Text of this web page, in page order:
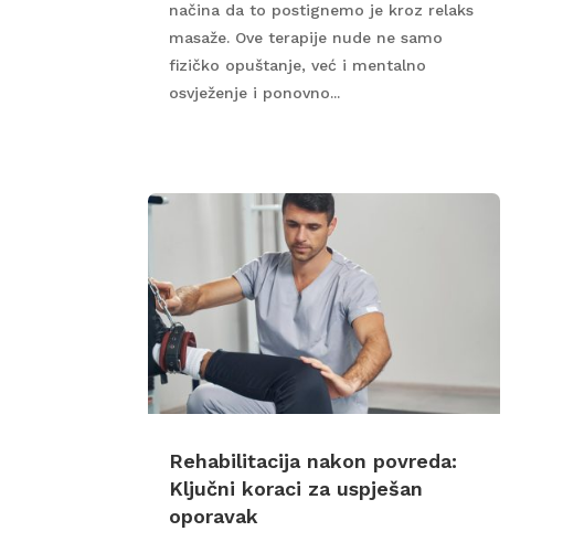
načina da to postignemo je kroz relaks
masaže. Ove terapije nude ne samo
fizičko opuštanje, već i mentalno
osvježenje i ponovno...
Rehabilitacija nakon povreda:
Ključni koraci za uspješan
oporavak